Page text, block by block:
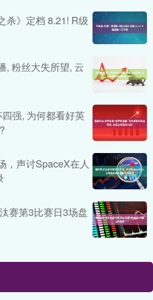
杀》定档 8.21! R级
, 粉丝大失所望, 云
强, 为何都看好英
，声讨SpaceX在人
赛第3比赛日3场盘